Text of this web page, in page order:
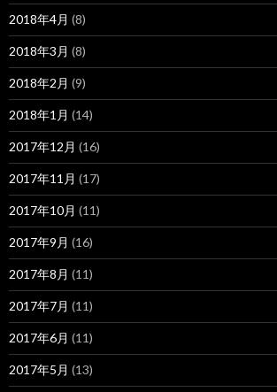
2018年4月 (8)
2018年3月 (8)
2018年2月 (9)
2018年1月 (14)
2017年12月 (16)
2017年11月 (17)
2017年10月 (11)
2017年9月 (16)
2017年8月 (11)
2017年7月 (11)
2017年6月 (11)
2017年5月 (13)